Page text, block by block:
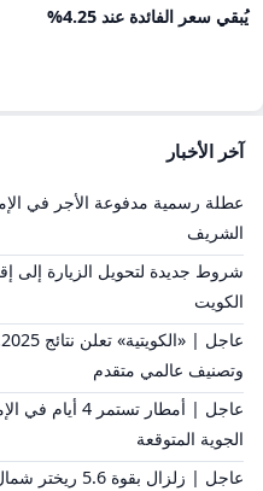
يُبقي سعر الفائدة عند 4.25%
آخر الأخبار
عطلة رسمية مدفوعة الأجر في
الشريف
شروط جديدة لتحويل الزيارة إلى
الكويت
وتصنيف عالمي متقدم
عاجل | أمطار
الجوية المتوقعة
عاجل | زلزال